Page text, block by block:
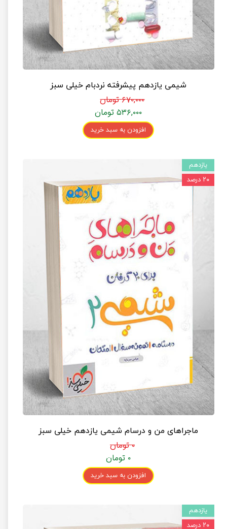
شیمی یازدهم پیشرفته نردبام خیلی سبز
۶۷۰,۰۰۰ تومان
۵۳۶,۰۰۰ تومان
افزودن به سبد خرید
ماجراهای من و درسام شیمی یازدهم خیلی سبز
۰ تومان
۰ تومان
افزودن به سبد خرید
یازدهم
۲۰ درصد
یازدهم
۲۰ درصد